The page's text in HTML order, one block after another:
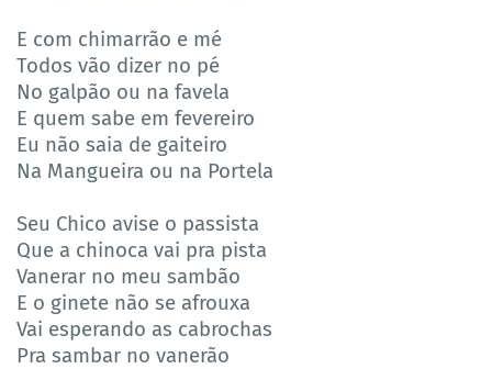
E com chimarrão e mé
Todos vão dizer no pé
No galpão ou na favela
E quem sabe em fevereiro
Eu não saia de gaiteiro
Na Mangueira ou na Portela
Seu Chico avise o passista
Que a chinoca vai pra pista
Vanerar no meu sambão
E o ginete não se afrouxa
Vai esperando as cabrochas
Pra sambar no vanerão